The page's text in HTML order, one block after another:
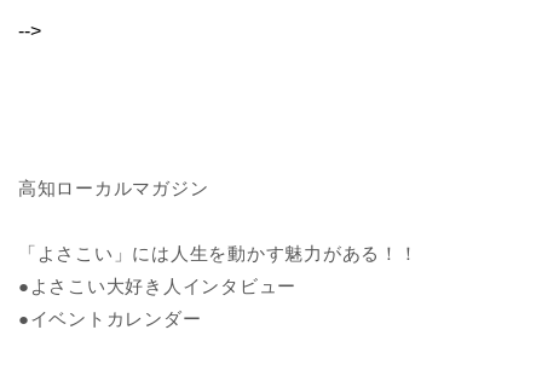
-->
高知ローカルマガジン
「よさこい」には人生を動かす魅力がある！！
●よさこい大好き人インタビュー
●イベントカレンダー